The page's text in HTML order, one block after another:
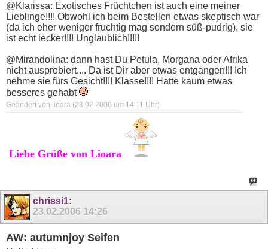
@Klarissa: Exotisches Früchtchen ist auch eine meiner
Lieblinge!!!! Obwohl ich beim Bestellen etwas skeptisch war
(da ich eher weniger fruchtig mag sondern süß-pudrig), sie
ist echt lecker!!!! Unglaublich!!!!!
@Mirandolina: dann hast Du Petula, Morgana oder Afrika
nicht ausprobiert.... Da ist Dir aber etwas entgangen!!! Ich
nehme sie fürs Gesicht!!!! Klasse!!!! Hatte kaum etwas
besseres gehabt
Geändert von lioara (23.02.2006 um 14:11 Uhr)
Liebe Grüße von Lioara
chrissi1:
23.02.2006 14:26
AW: autumnjoy Seifen